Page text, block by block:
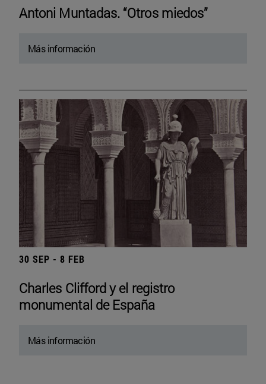
Antoni Muntadas. “Otros miedos”
Más información
30 SEP - 8 FEB
Charles Clifford y el registro
monumental de España
Más información